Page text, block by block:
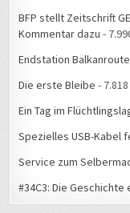
BFP stellt Zeitschrift
Kommentar dazu -
Endstation
Die erste Bleibe -
Ein Tag im
Spezielles USB-Kabel
Service zum
#34C3: Die